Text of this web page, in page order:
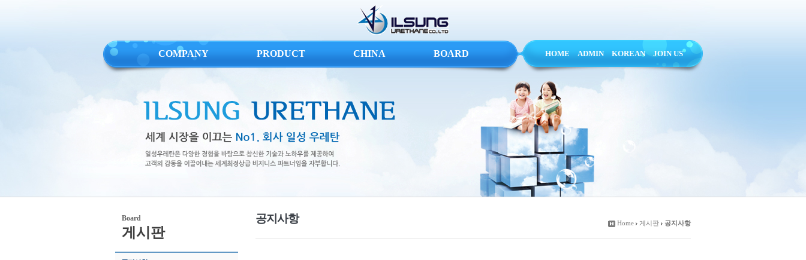
COMPANY PRODUCT CHINA BOARD HOME ADMIN KOREAN JOIN US
Board
게시판
공지사항 Home 게시판 공지사항